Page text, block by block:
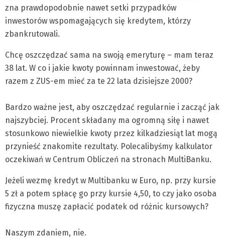
zna prawdopodobnie nawet setki przypadków
inwestorów wspomagających się kredytem, którzy
zbankrutowali.
Chcę oszczędzać sama na swoją emeryturę – mam teraz
38 lat. W co i jakie kwoty powinnam inwestować, żeby
razem z ZUS-em mieć za te 22 lata dzisiejsze 2000?
Bardzo ważne jest, aby oszczędzać regularnie i zacząć jak
najszybciej. Procent składany ma ogromną siłę i nawet
stosunkowo niewielkie kwoty przez kilkadziesiąt lat mogą
przynieść znakomite rezultaty. Polecalibyśmy kalkulator
oczekiwań w Centrum Obliczeń na stronach MultiBanku.
Jeżeli wezmę kredyt w Multibanku w Euro, np. przy kursie
5 zł a potem spłacę go przy kursie 4,50, to czy jako osoba
fizyczna muszę zapłacić podatek od różnic kursowych?
Naszym zdaniem, nie.